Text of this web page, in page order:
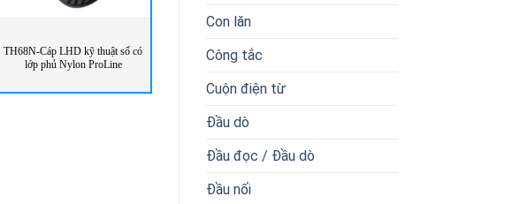
Con lăn
Công tắc
Cuộn điện từ
Đầu dò
Đầu đọc / Đầu dò
Đầu nối
TH68N-Cáp LHD kỹ thuật số có
lớp phủ Nylon ProLine
CÁP TÍN HIỆU – ĐIỀU KHIỂN
2-NORM TRAY-CY+UV DB TC-